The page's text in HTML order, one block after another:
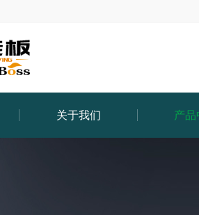
关于我们 产品